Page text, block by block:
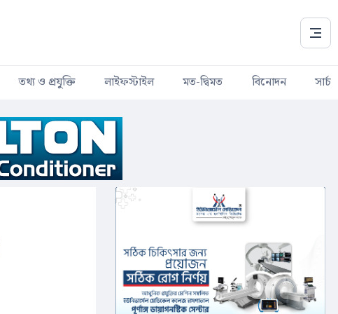
তথ্য ও প্রযুক্তি লাইফস্টাইল মত-দ্বিমত বিনোদন সার্চ